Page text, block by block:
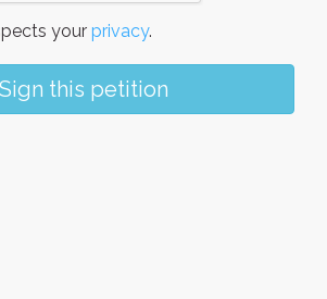
your privacy.
Sign this petition